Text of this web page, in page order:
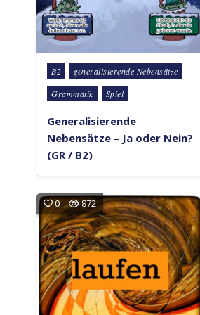
Posted in
B2
generalisierende Nebensätze
Grammatik
Spiel
Generalisierende
Nebensätze – Ja oder Nein?
(GR / B2)
0 872